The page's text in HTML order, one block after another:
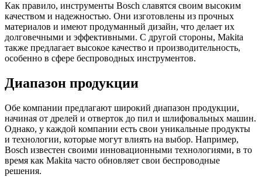
Как правило, инструменты Bosch славятся своим высоким
качеством и надежностью. Они изготовлены из прочных
материалов и имеют продуманный дизайн, что делает их
долговечными и эффективными. С другой стороны, Makita
также предлагает высокое качество и производительность,
особенно в сфере беспроводных инструментов.
Диапазон продукции
Обе компании предлагают широкий диапазон продукции,
начиная от дрелей и отверток до пил и шлифовальных машин.
Однако, у каждой компании есть свои уникальные продукты
и технологии, которые могут влиять на выбор. Например,
Bosch известен своими инновационными технологиями, в то
время как Makita часто обновляет свои беспроводные
решения.